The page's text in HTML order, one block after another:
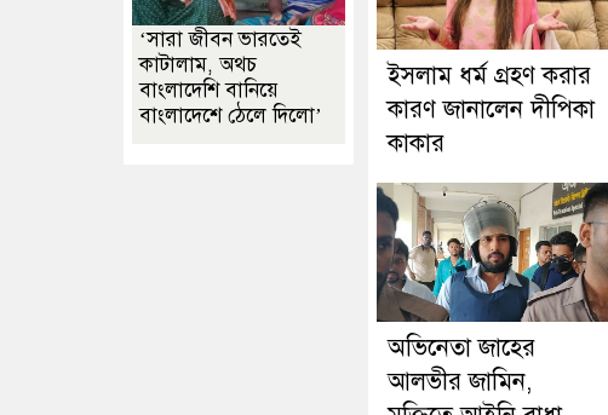
ইসলাম ধর্ম গ্রহণ করার
কারণ জানালেন দীপিকা
কাকার
অভিনেতা জাহের
আলভীর জামিন,
‘সারা জীবন ভারতেই
কাটালাম, অথচ
বাংলাদেশি বানিয়ে
বাংলাদেশে ঠেলে দিলো’